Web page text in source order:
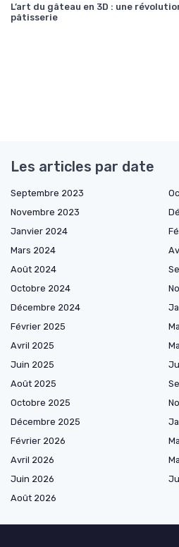
L’art du gâteau en 3D : une
pâtisserie
Les articles par date
Septembre 2023
Novembre 2023
Janvier 2024
Mars 2024
Août 2024
Octobre 2024
Décembre 2024
Février 2025
Avril 2025
Juin 2025
Août 2025
Octobre 2025
Décembre 2025
Février 2026
Avril 2026
Juin 2026
Août 2026